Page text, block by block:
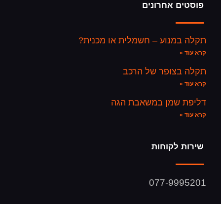
פוסטים אחרונים
תקלה במנוע – חשמלית או מכנית?
קרא עוד »
תקלה בצופר של הרכב
קרא עוד »
דליפת שמן במשאבת הגה
קרא עוד »
שירות לקוחות
077-9995201